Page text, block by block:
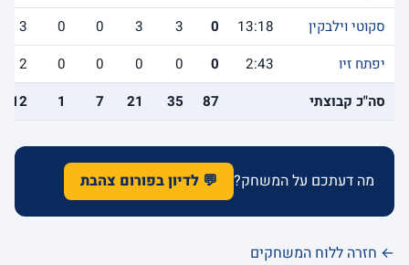
סקוטי וילבקין
13:18
0
3
3
0
0
3
יפתח זיו
2:43
0
0
0
0
0
2
סה"כ קבוצתי
87
35
21
7
1
12
מה דעתכם על המשחק? 💬 לדיון בפורום צהבת
← חזרה ללוח המשחקים